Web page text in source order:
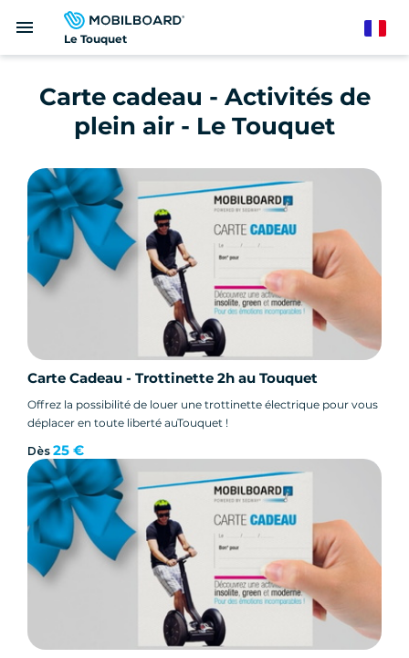
Le Touquet
menu
Carte cadeau - Activités de
plein air - Le Touquet
Carte Cadeau - Trottinette 2h au Touquet
Offrez la possibilité de louer une trottinette électrique pour vous
déplacer en toute liberté auTouquet !
Dès 25 €